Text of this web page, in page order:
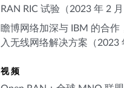
RAN RIC 试验（2023 年 2 月
瞻博网络加深与 IBM 的合作
入无线网络解决方案（2023
视频